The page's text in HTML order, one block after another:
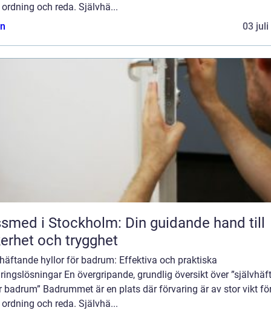
och reda. Självhä...
03 juli
i Stockholm: Din guidande hand till
och trygghet
hyllor för badrum: Effektiva och praktiska
En övergripande, grundlig översikt över
badrum” Badrummet är en plats där förvaring är av stor vikt
och reda. Självhä...